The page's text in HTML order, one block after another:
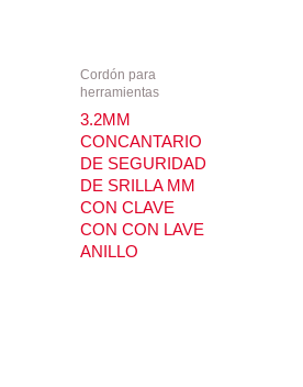
Cordón para
herramientas
3.2MM
CONCANTARIO
DE SEGURIDAD
DE SRILLA MM
CON CLAVE
CON CON LAVE
ANILLO